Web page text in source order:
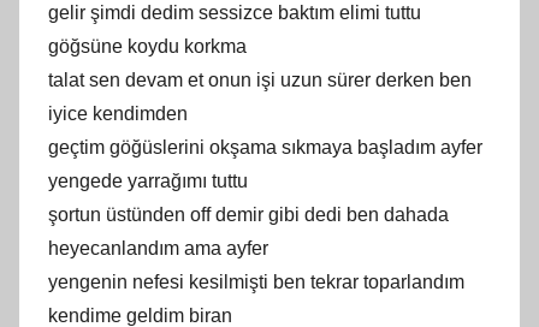
gelir şimdi dedim sessizce baktım elimi tuttu
göğsüne koydu korkma
talat sen devam et onun işi uzun sürer derken ben
iyice kendimden
geçtim göğüslerini okşama sıkmaya başladım ayfer
yengede yarrağımı tuttu
şortun üstünden off demir gibi dedi ben dahada
heyecanlandım ama ayfer
yengenin nefesi kesilmişti ben tekrar toparlandım
kendime geldim biran